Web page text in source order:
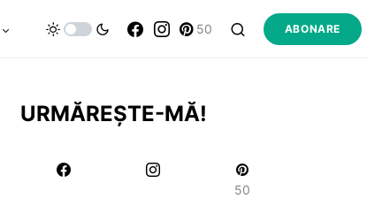
50 ABONARE
URMĂREȘTE-MĂ!
50